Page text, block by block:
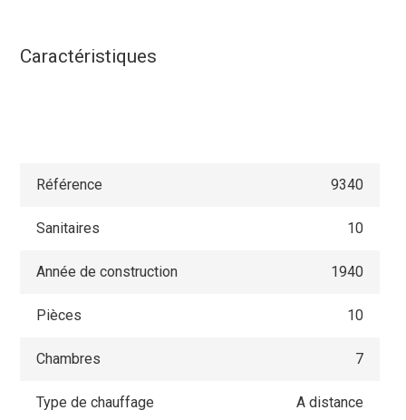
Caractéristiques
Référence 9340
Sanitaires 10
Année de construction 1940
Pièces 10
Chambres 7
Type de chauffage A distance